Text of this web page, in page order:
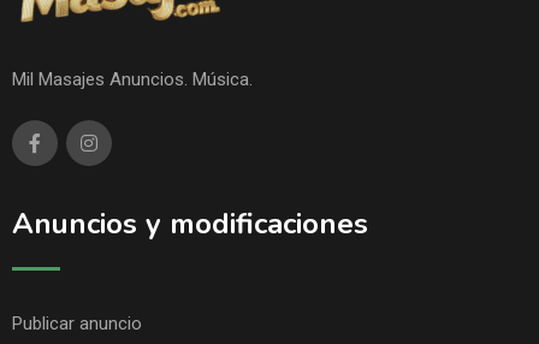
Mil Masajes Anuncios. Música.
Anuncios y modificaciones
Publicar anuncio